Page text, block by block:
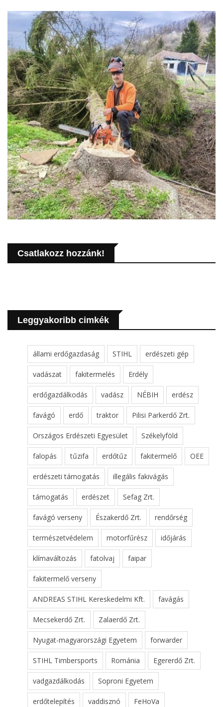
Csatlakozz hozzánk!
Leggyakoribb cimkék
állami erdőgazdaság STIHL erdészeti gép
vadászat fakitermelés Erdély
erdőgazdálkodás vadász NÉBIH erdész
favágó erdő traktor Pilisi Parkerdő Zrt.
Országos Erdészeti Egyesület Székelyföld
falopás tűzifa erdőtűz fakitermelő OEE
erdészeti támogatás illegális fakivágás
támogatás erdészet Sefag Zrt.
favágó verseny Északerdő Zrt. rendőrség
természetvédelem motorfűrész időjárás
klímaváltozás fatolvaj faipar
fakitermelő verseny
ANDREAS STIHL Kereskedelmi Kft. favágás
Mecsekerdő Zrt. Zalaerdő Zrt.
Nyugat-magyarországi Egyetem forwarder
STIHL Timbersports Románia Egererdő Zrt.
vadgazdálkodás Soproni Egyetem
erdőtelepítés vaddisznó FeHoVa